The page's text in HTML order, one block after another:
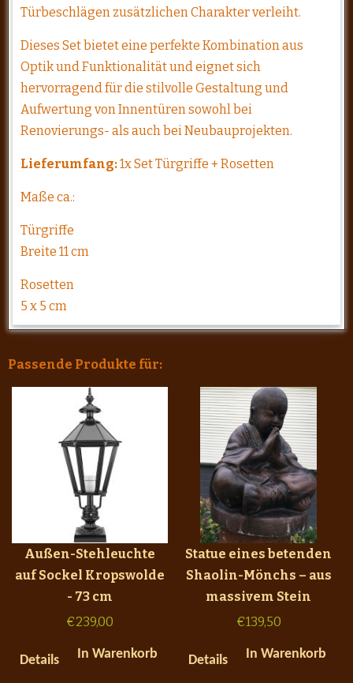
Türbeschlägen zusätzlichen Charakter verleiht.
Dieses Set bietet eine perfekte Kombination aus
Optik und Funktionalität und eignet sich
hervorragend für die stilvolle Gestaltung und
Aufwertung von Innentüren sowohl bei
Renovierungs- als auch bei Neubauprojekten.
Lieferumfang:1x Set Türgriffe + Rosetten
Maße ca.:
Türgriffe
Breite 11 cm
Rosetten
5 x 5 cm
Passende Produkte für:
Außen-Stehleuchte
auf Sockel Kropswolde
- 73 cm
€239,00
Details In Warenkorb
Statue eines betenden
Shaolin-Mönchs – aus
massivem Stein
€139,50
Details In Warenkorb